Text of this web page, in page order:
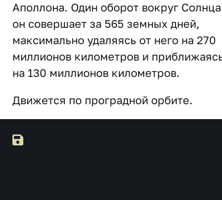
Аполлона. Один оборот вокруг Солнца
он совершает за 565 земных дней,
максимально удаляясь от него на 270
миллионов километров и
на 130 миллионов километров.
Движется по проградной орбите.